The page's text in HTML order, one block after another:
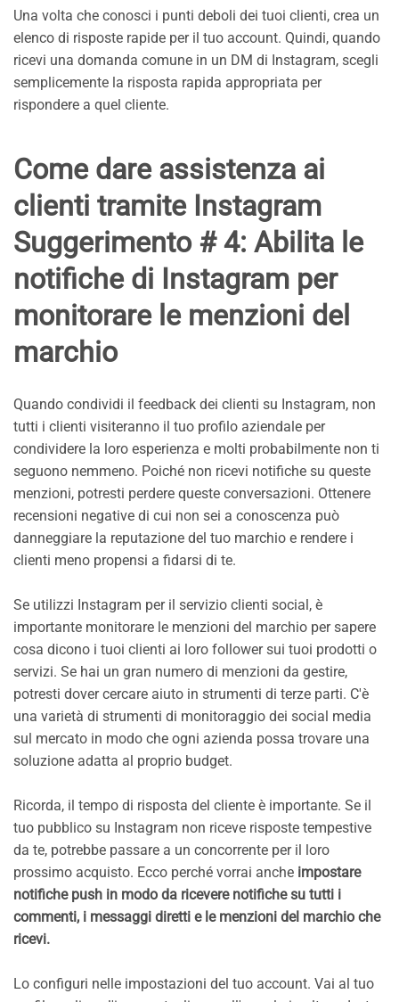
Una volta che conosci i punti deboli dei tuoi clienti, crea un
elenco di risposte rapide per il tuo account. Quindi, quando
ricevi una domanda comune in un DM di Instagram, scegli
semplicemente la risposta rapida appropriata per
rispondere a quel cliente.
Come dare assistenza ai
clienti tramite Instagram
Suggerimento # 4: Abilita le
notifiche di Instagram per
monitorare le menzioni del
marchio
Quando condividi il feedback dei clienti su Instagram, non
tutti i clienti visiteranno il tuo profilo aziendale per
condividere la loro esperienza e molti probabilmente non ti
seguono nemmeno. Poiché non ricevi notifiche su queste
menzioni, potresti perdere queste conversazioni. Ottenere
recensioni negative di cui non sei a conoscenza può
danneggiare la reputazione del tuo marchio e rendere i
clienti meno propensi a fidarsi di te.
Se utilizzi Instagram per il servizio clienti social, è
importante monitorare le menzioni del marchio per sapere
cosa dicono i tuoi clienti ai loro follower sui tuoi prodotti o
servizi. Se hai un gran numero di menzioni da gestire,
potresti dover cercare aiuto in strumenti di terze parti. C'è
una varietà di strumenti di monitoraggio dei social media
sul mercato in modo che ogni azienda possa trovare una
soluzione adatta al proprio budget.
Ricorda, il tempo di risposta del cliente è importante. Se il
tuo pubblico su Instagram non riceve risposte tempestive
da te, potrebbe passare a un concorrente per il loro
prossimo acquisto. Ecco perché vorrai anche impostare
notifiche push in modo da ricevere notifiche su tutti i
commenti, i messaggi diretti e le menzioni del marchio che
ricevi.
Lo configuri nelle impostazioni del tuo account. Vai al tuo